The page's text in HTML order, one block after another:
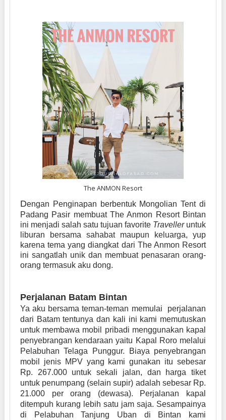
The ANMON Resort
Dengan Penginapan berbentuk Mongolian Tent di
Padang Pasir membuat The Anmon Resort Bintan
ini menjadi salah satu tujuan favorite Travelleruntuk
liburan bersama sahabat maupun keluarga, yup
karena tema yang diangkat dari The Anmon Resort
ini sangatlah unik dan membuat penasaran orang-
orang termasuk aku dong.
Perjalanan Batam Bintan
Ya aku bersama teman-teman memulai perjalanan
dari Batam tentunya dan kali ini kami memutuskan
untuk membawa mobil pribadi menggunakan kapal
penyebrangan kendaraan yaitu Kapal Roro melalui
Pelabuhan Telaga Punggur. Biaya penyebrangan
mobil jenis MPV yang kami gunakan itu sebesar
Rp. 267.000 untuk sekali jalan, dan harga tiket
untuk penumpang (selain supir) adalah sebesar Rp.
21.000 per orang (dewasa). Perjalanan kapal
ditempuh kurang lebih satu jam saja. Sesampainya
di Pelabuhan Tanjung Uban di Bintan kami